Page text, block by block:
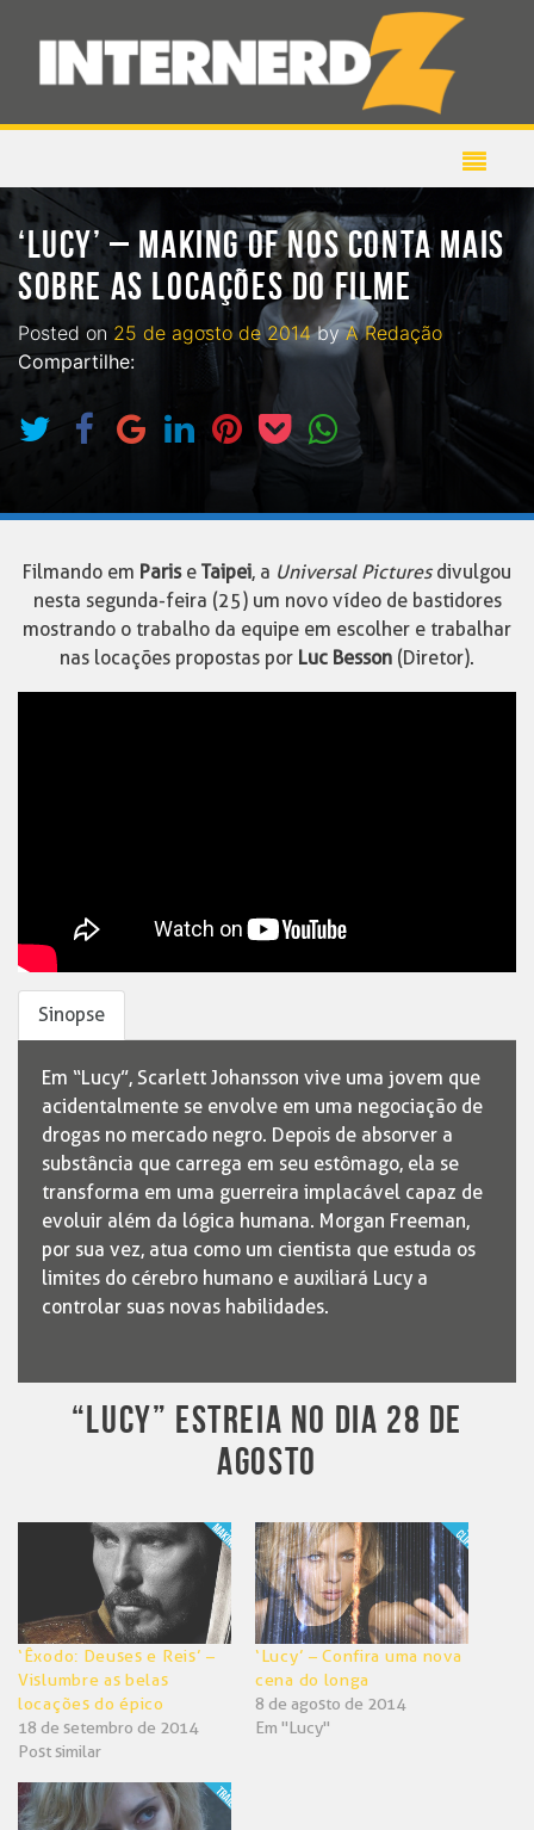
‘LUCY’ – MAKING OF NOS CONTA MAIS
SOBRE AS LOCAÇÕES DO FILME
Posted on 25 de agosto de 2014byA Redação
Compartilhe:
Filmando em Parise Taipei, a Universal Picturesdivulgou
nesta segunda-feira (25) um novo vídeo de bastidores
mostrando o trabalho da equipe em escolher e trabalhar
nas locações propostas por Luc Besson (Diretor).
Sinopse
Em “Lucy”, Scarlett Johansson vive uma jovem que
acidentalmente se envolve em uma negociação de
drogas no mercado negro. Depois de absorver a
substância que carrega em seu estômago, ela se
transforma em uma guerreira implacável capaz de
evoluir além da lógica humana. Morgan Freeman,
por sua vez, atua como um cientista que estuda os
limites do cérebro humano e auxiliará Lucy a
controlar suas novas habilidades.
“LUCY” ESTREIA NO DIA 28 DE
AGOSTO
‘Êxodo: Deuses e Reis’ –
Vislumbre as belas
locações do épico
18 de setembro de 2014
Post similar
‘Lucy’ – Confira uma nova
cena do longa
8 de agosto de 2014
Em "Lucy"